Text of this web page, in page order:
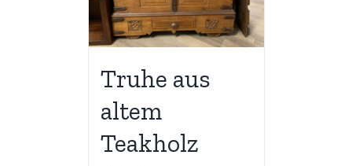
Truhe aus
altem
Teakholz